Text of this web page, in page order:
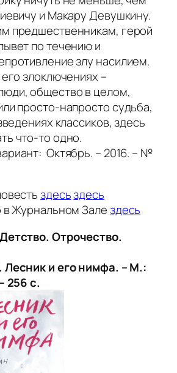
и Макару Девушкину.
предшественникам, герой
по течению и
злу насилием.
злоключениях –
общество в целом,
просто-напросто судьба,
классиков, здесь
что-то одно.
Октябрь. – 2016. – №
здесьздесь
в Журнальном Залездесь
Отрочество.
и его нимфа. – М.:
256 с.